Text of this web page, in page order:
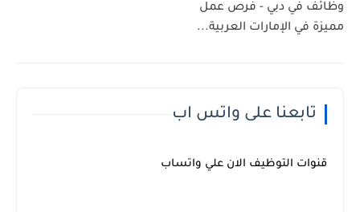
وظائف في دبي - فرص عمل
مميزة في الإمارات العربية...
تابعنا على واتس اب
قنوات التوظيف الان علي واتساب